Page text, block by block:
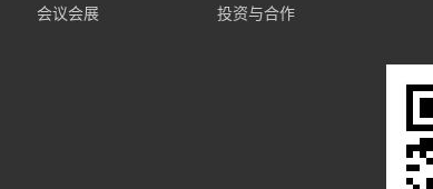
会议会展 投资与合作